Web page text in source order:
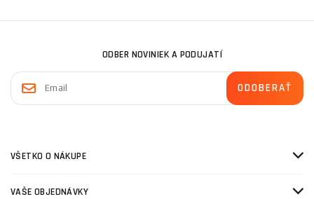
ODBER NOVINIEK A PODUJATÍ
VŠETKO O NÁKUPE
VAŠE OBJEDNÁVKY